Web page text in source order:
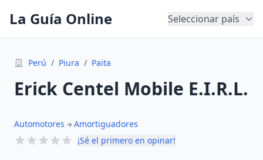
La Guía Online Seleccionar país
Perú / Piura / Paita
Erick Centel Mobile E.I.R.L.
Automotores
Amortiguadores
¡Sé el primero en opinar!